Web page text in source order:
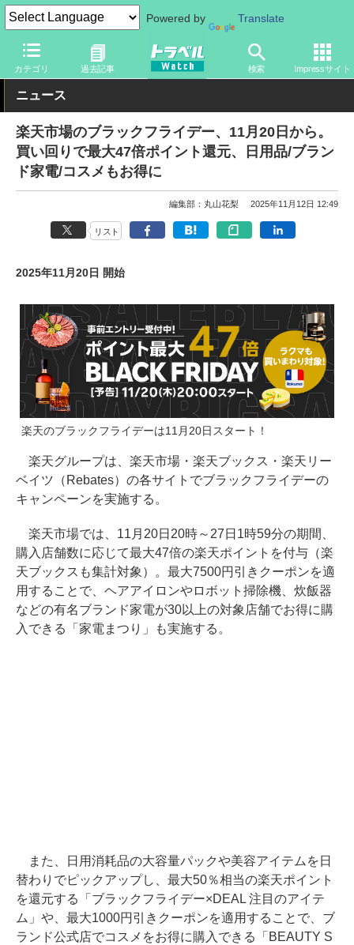
Powered by Translate
カテゴリ 過去記事 検索 Impressサイト
トラベル Watch 旅の情報 セール
ニュース
楽天市場のブラックフライデー、11月20日から。
買い回りで最大47倍ポイント還元、日用品/ブラン
ド家電/コスメもお得に
編集部：丸山花梨 2025年11月12日 12:49
リスト
2025年11月20日 開始
楽天のブラックフライデーは11月20日スタート！
楽天グループは、楽天市場・楽天ブックス・楽天リー
ベイツ（Rebates）の各サイトでブラックフライデーの
キャンペーンを実施する。
楽天市場では、11月20日20時～27日1時59分の期間、
購入店舗数に応じて最大47倍の楽天ポイントを付与（楽
天ブックスも集計対象）。最大7500円引きクーポンを適
用することで、ヘアアイロンやロボット掃除機、炊飯器
などの有名ブランド家電が30以上の対象店舗でお得に購
入できる「家電まつり」も実施する。
また、日用消耗品の大容量パックや美容アイテムを日
替わりでピックアップし、最大50％相当の楽天ポイント
を還元する「ブラックフライデー×DEAL 注目のアイテ
ム」や、最大1000円引きクーポンを適用することで、ブ
ランド公式店でコスメをお得に購入できる「BEAUTY S